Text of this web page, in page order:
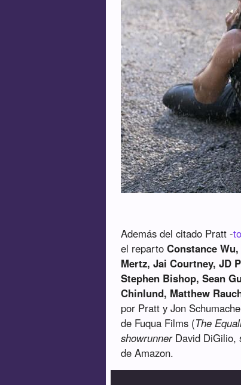
Además del citado Pratt -
el repartoConstance
Mertz, Jai Courtney, JD
Stephen Bishop, Sean
Chinlund, Matthew
por Pratt y Jon
de Fuqua Films (The
showrunnerDavid DiGilio,
de Amazon.